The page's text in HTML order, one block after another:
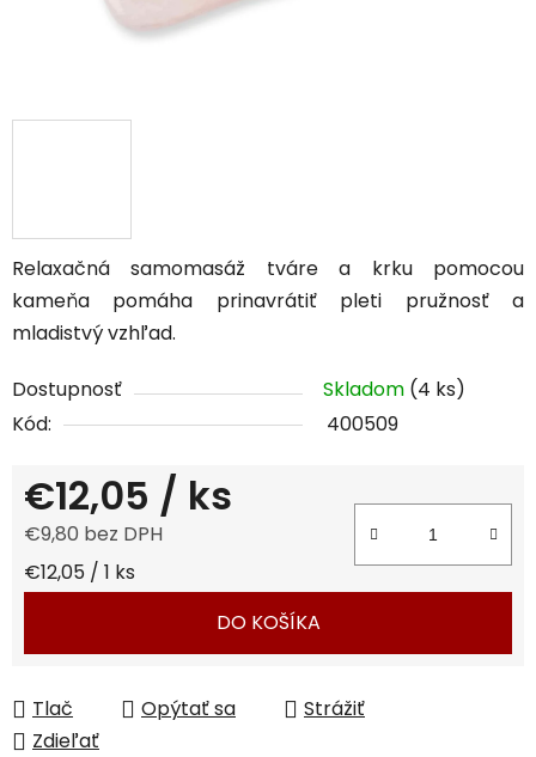
Relaxačná samomasáž tváre a krku pomocou
kameňa pomáha prinavrátiť pleti pružnosť a
mladistvý vzhľad.
Dostupnosť Skladom (4 ks)
Kód:
400509
€12,05 / ks
€9,80 bez DPH
Jednotková cena:
€12,05 / 1 ks
DO KOŠÍKA
Tlač Opýtať sa
Strážiť
Zdieľať